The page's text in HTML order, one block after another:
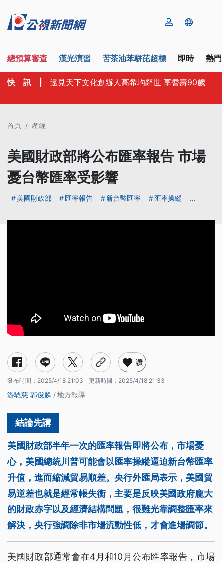
總預算審查 漢光演習 苦茶油苯駢芘超標 即時 熱
快 訊 遠見天下文化創辦人高希均辭世 享耆壽90歲
首頁 產經
美國財政部將公布匯率報告 市場
憂台幣匯率受影響
美國財政部 匯率報告 新台幣匯率 匯率操縱 ...
讚
發布時間： 2025/4/18 21:03 更新時間： 2025/4/18 21:33
游騐慈 郭俊麟 / 地方報導
美國財政部半年一次的匯率報告即將公布，市場憂
心，美國總統川普可能會以匯率操縱逼迫新台幣匯率
升值，進而縮減貿易順差。央行外匯局表示，美國貿
易逆差也就是經常帳失衡，主要是反映美國政府龐大
的財政赤字以及經濟結構問題，很難光靠調整匯率來
解決，央行強調除非市場流動性低，才會進場調節。
美國財政部通常會在4月和10月公布匯率報告，市場